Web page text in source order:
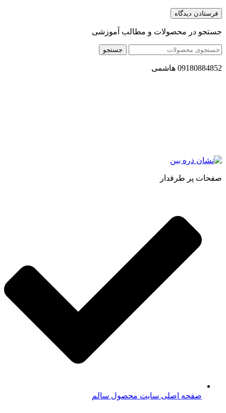
جستجو در محصولات و مطالب آموزشی
جستجو
09180884852 هاشمی
صفحات پر طرفدار
صفحه اصلی سایت محصول سالم